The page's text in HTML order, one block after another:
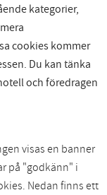
kategorier,
cookies kommer
Du kan tänka
och föredragen
visas en banner
på "godkänn" i
Nedan finns ett